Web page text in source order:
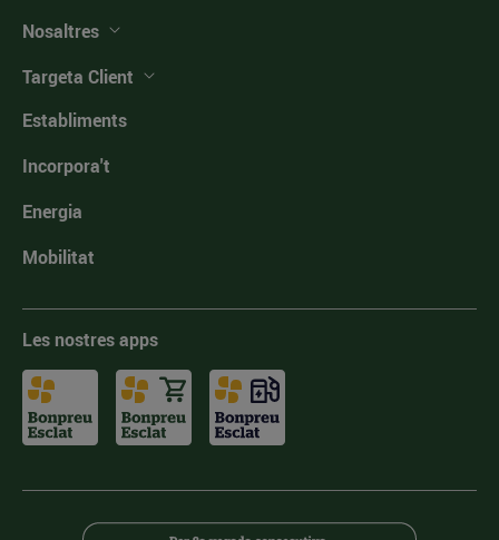
Nosaltres
Targeta Client
Establiments
Incorpora't
Energia
Mobilitat
Les nostres apps